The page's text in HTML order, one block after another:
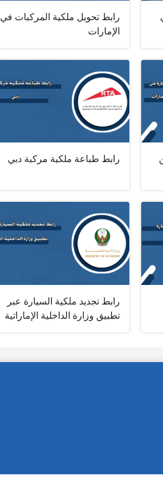
رابط تحويل ملكية المركبات في
الإمارات
رابط طباعة ملكية مركبة دبي
رابط تجديد ملكية السيارة عبر
تطبيق وزارة الداخلية الإماراتية